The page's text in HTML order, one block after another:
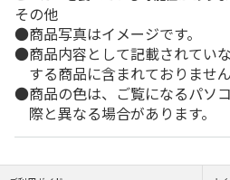
その他
商品写真はイメージです。
商品内容として記載されてい
する商品に含まれておりません
商品の色は、ご覧になるパソ
際と異なる場合があります。